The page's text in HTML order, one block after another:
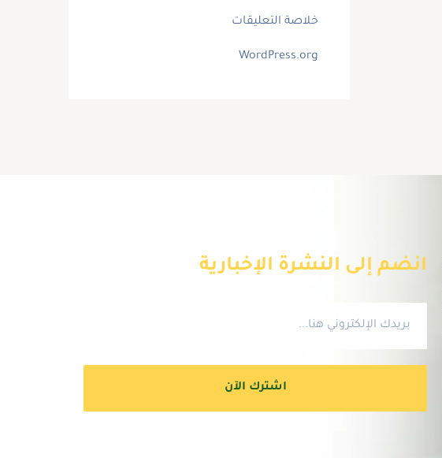
خلاصة التعليقات
WordPress.org
انضم إلى النشرة الإخبارية
اشترك الآن